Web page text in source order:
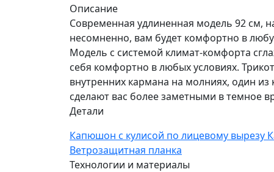
Описание
Современная удлиненная модель 92 см,
несомненно, вам будет комфортно в
Модель с системой климат-комфорта
себя комфортно в любых условиях.
внутренних кармана на молниях, один
сделают вас более заметными в темное
Детали
Капюшон с кулисой по лицевому вырезу
Ветрозащитная планка
Технологии и материалы